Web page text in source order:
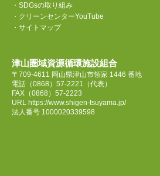
・SDGsの取り組み
・クリーンセンターYouTube
・サイトマップ
津山圏域資源循環施設組合
〒709-4611 岡山県津山市領家 1446 番地
電話 （0868）57-2221 （代表）
FAX（0868）57-2223
URL https://www.shigen-tsuyama.jp/
法人番号 1000020339598